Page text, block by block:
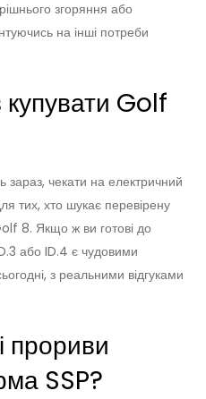
згоряння або
на інші потреби
Golf
чекати на електричний
тих, хто шукає перевірену
8. Якщо ж ви готові до
або ID.4 є чудовими
з реальними відгуками
прориви
SSP?